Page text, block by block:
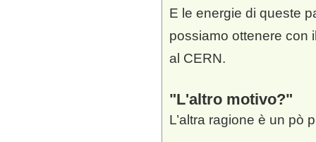
E le energie di queste
possiamo ottenere con
al CERN.
L'altro motivo?
L’altra ragione è un pò